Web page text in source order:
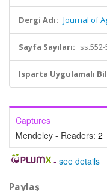
Dergi Adı: Journal of
Sayfa Sayıları:
Isparta Uygulamalı
Captures
Mendeley - Readers: 2
- see details
Paylaş